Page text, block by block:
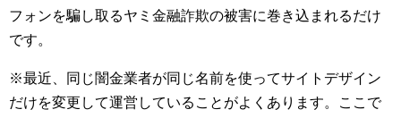
フォンを騙し取るヤミ金融詐欺の被害に巻き込まれるだけ
です。
※最近、同じ闇金業者が同じ名前を使ってサイトデザイン
だけを変更して運営していることがよくあります。ここで